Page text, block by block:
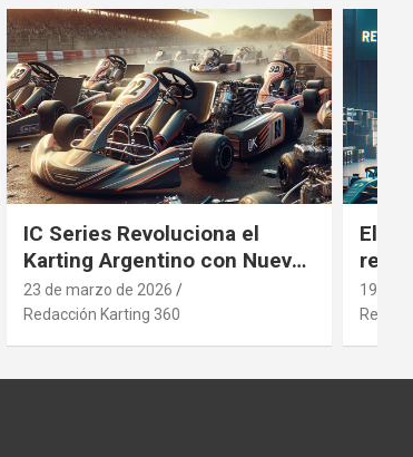
IC Series Revoluciona el
Karting Argentino con Nuevos
Motores
23 de marzo de 2026
Redacción Karting 360
El
19 de